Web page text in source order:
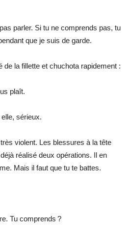
parler. Si tu ne comprends pas, tu
que je suis de garde.
de la fillette et chuchota rapidement :
plaît.
sérieux.
violent. Les blessures à la tête
réalisé deux opérations. Il en
Mais il faut que tu te battes.
Tu comprends ?